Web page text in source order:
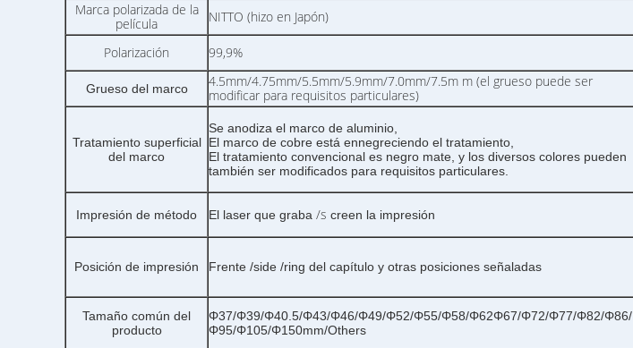
Marca polarizada de la
película
NITTO (hizo en Japón)
Polarización 99,9%
Grueso del marco
4.5mm/4.75mm/5.5mm/5.9mm/7.0mm/7.5m m (el grueso puede ser
modificar para requisitos particulares)
Tratamiento superficial
del marco
Se anodiza el marco de aluminio,
El marco de cobre está ennegreciendo el tratamiento,
El tratamiento convencional es negro mate, y los diversos colores pueden
también ser modificados para requisitos particulares.
Impresión de método El laser que graba /s creen la impresión
Posición de impresión Frente /side /ring del capítulo y otras posiciones señaladas
Tamaño común del
producto
Φ37/Φ39/Φ40.5/Φ43/Φ46/Φ49/Φ52/Φ55/Φ58/Φ62Φ67/Φ72/Φ77/Φ82/Φ86/
Φ95/Φ105/Φ150mm/Others